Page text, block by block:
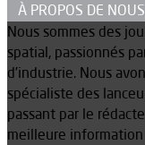
À PROPOS DE NOUS
Nous sommes des
spatial, passionnés
d’industrie. Nous
spécialiste des
passant par le
meilleure